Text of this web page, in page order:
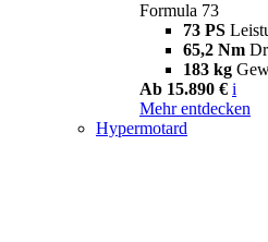
Formula 73
73 PS
65,2 Nm
183 kg
Ab 15.890 € i
Mehr entdecken
Hypermotard